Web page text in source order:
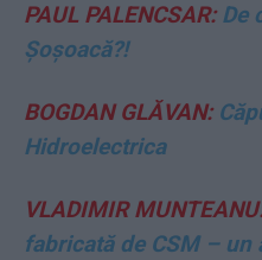
PAUL PALENCSAR:De
Șoșoacă?!
BOGDAN GLĂVAN:
Hidroelectrica
VLADIMIR
fabricată de CSM – un